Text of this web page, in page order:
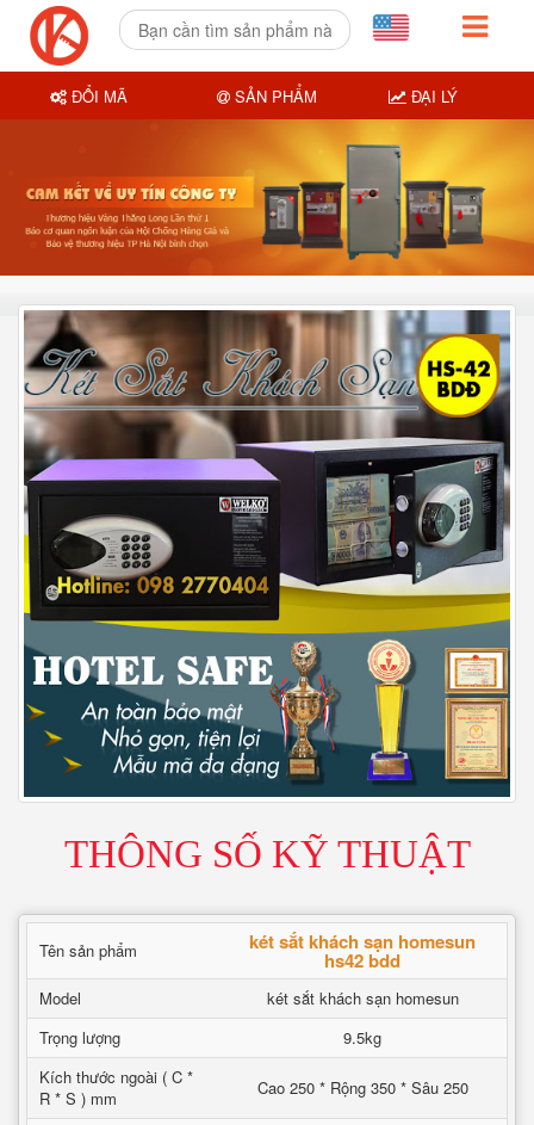
THÔNG SỐ KỸ THUẬT
Tên sản phẩm két sắt khách sạn homesun
hs42 bdd
Model
két sắt khách sạn homesun
Trọng lượng
9.5kg
Kích thước ngoài ( C *
R * S ) mm
Cao 250 * Rộng 350 * Sâu 250
ĐỔI MÃ SẢN PHẨM ĐẠI LÝ